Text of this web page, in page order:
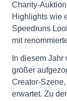
Charity-
Highlights wie
Speedruns
mit
In diesem
größer
Creator-
erwartet. Zu